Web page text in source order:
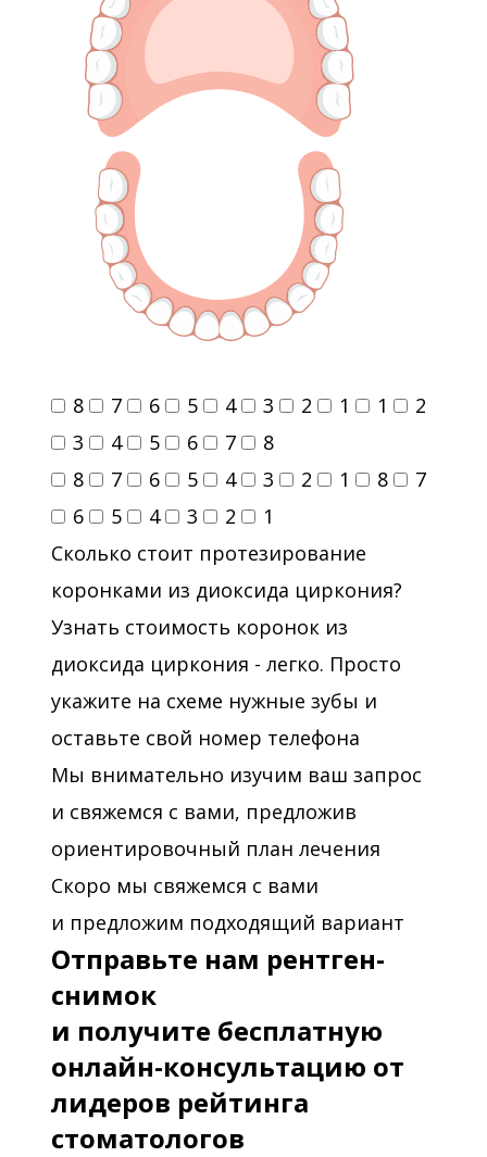
8 7 6 5 4 3 2 1 1
2
3
4 5 6 7
8
8
7 6 5 4 3 2 1 8
7
6
5 4 3 2
1
Сколько стоит протезирование
коронками из диоксида циркония?
Узнать стоимость коронок из
диоксида циркония - легко. Просто
укажите на схеме нужные зубы и
оставьте свой номер телефона
Мы внимательно изучим ваш запрос
и свяжемся с вами, предложив
ориентировочный план лечения
Скоро мы свяжемся с вами
и предложим подходящий вариант
Отправьте нам рентген-
снимок
и получите бесплатную
онлайн-консультацию от
лидеров рейтинга
стоматологов